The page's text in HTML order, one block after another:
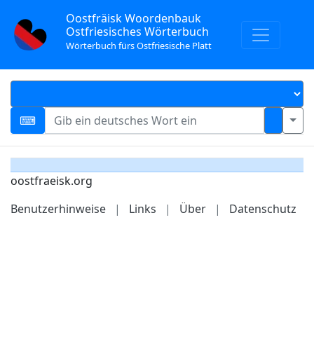
Oostfräisk Woordenbauk
Ostfriesisches Wörterbuch
Wörterbuch fürs Ostfriesische Platt
oostfraeisk.org
Benutzerhinweise
| Links | Über | Datenschutz